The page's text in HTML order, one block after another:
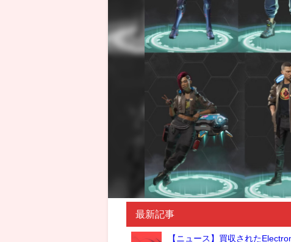
最新記事
【ニュース】買収された